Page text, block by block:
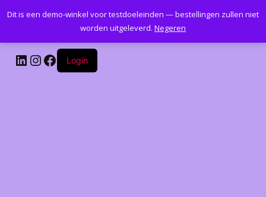
Kantoormeubelenplus.com
LinkedIn
Instagram
Facebook
Login
Dit is een demo-winkel voor testdoeleinden — bestellingen zullen niet
worden uitgeleverd. Negeren